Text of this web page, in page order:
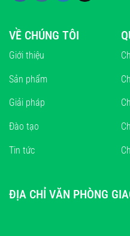
VỀ CHÚNG TÔI
Giới thiệu
Sản phẩm
Giải pháp
Đào tạo
Tin tức
ĐỊA CHỈ VĂN PHÒNG